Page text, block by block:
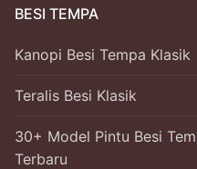
BESI TEMPA
Kanopi Besi Tempa Klasik
Teralis Besi Klasik
30+ Model Pintu Besi
Terbaru